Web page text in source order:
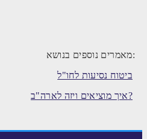
מאמרים נוספים בנושא:
ביטוח נסיעות לחו"ל
איך מוציאים ויזה לארה"ב?